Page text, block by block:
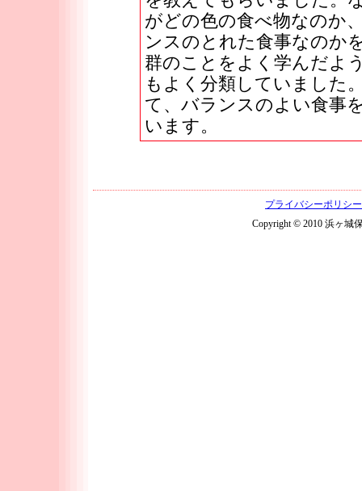
がどの色の食べ物なのか
ンスのとれた食事なのか
群のことをよく学んだよ
もよく分類していました
て、バランスのよい食事
います。
プライバシーポリシー
Copyright © 2010 浜ヶ城